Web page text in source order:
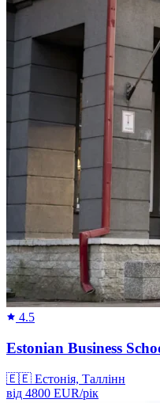
4.5
Estonian Business
🇪🇪 Естонія, Таллінн
від 4800 EUR/рік